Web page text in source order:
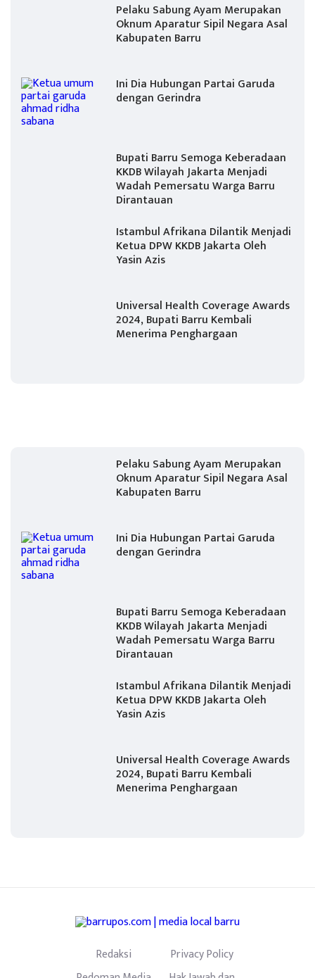
Pelaku Sabung Ayam Merupakan
Oknum Aparatur Sipil Negara Asal
Kabupaten Barru
Ini Dia Hubungan Partai Garuda
dengan Gerindra
Bupati Barru Semoga Keberadaan
KKDB Wilayah Jakarta Menjadi
Wadah Pemersatu Warga Barru
Dirantauan
Istambul Afrikana Dilantik Menjadi
Ketua DPW KKDB Jakarta Oleh
Yasin Azis
Universal Health Coverage Awards
2024, Bupati Barru Kembali
Menerima Penghargaan
Pelaku Sabung Ayam Merupakan
Oknum Aparatur Sipil Negara Asal
Kabupaten Barru
Ini Dia Hubungan Partai Garuda
dengan Gerindra
Bupati Barru Semoga Keberadaan
KKDB Wilayah Jakarta Menjadi
Wadah Pemersatu Warga Barru
Dirantauan
Istambul Afrikana Dilantik Menjadi
Ketua DPW KKDB Jakarta Oleh
Yasin Azis
Universal Health Coverage Awards
2024, Bupati Barru Kembali
Menerima Penghargaan
Redaksi
Privacy Policy